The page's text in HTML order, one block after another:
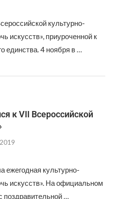
культурно-
искусств», приуроченной к
единства. 4 ноября в …
к VII Всероссийской
ежегодная культурно-
искусств». На официальном
поздравительной …